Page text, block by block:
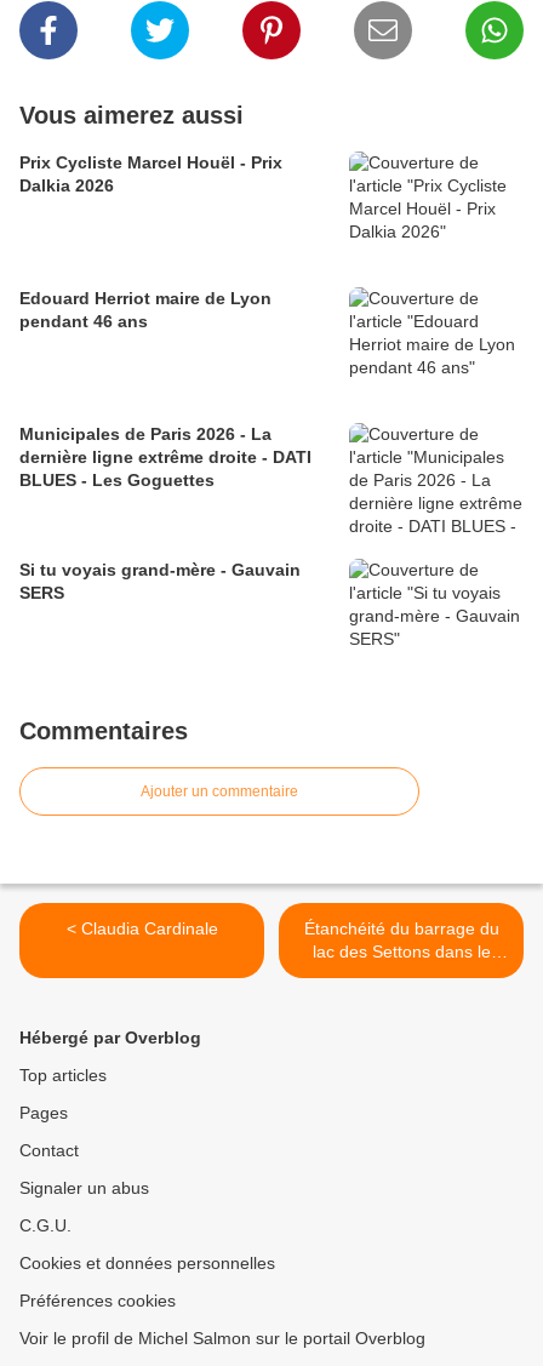
Vous aimerez aussi
Prix Cycliste Marcel Houël - Prix
Dalkia 2026
Edouard Herriot maire de Lyon
pendant 46 ans
Municipales de Paris 2026 - La
dernière ligne extrême droite - DATI
BLUES - Les Goguettes
Si tu voyais grand-mère - Gauvain
SERS
Commentaires
Ajouter un commentaire
< Claudia Cardinale
Étanchéité du barrage du
lac des Settons dans le
morvan >
Hébergé par Overblog
Top articles
Pages
Contact
Signaler un abus
C.G.U.
Cookies et données personnelles
Préférences cookies
Voir le profil de Michel Salmon sur le portail Overblog